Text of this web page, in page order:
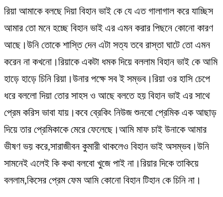
রিয়া আমাকে বলছে দিয়া বিহান ভাই কে যে এত গালাগাল করে যাচ্ছিস
আমার তো মনে হচ্ছে বিহান ভাই এর এমন করার পিছনে কোনো কারণ
আছে।উনি তোকে শাস্তি দেন এটা সত্য তবে রাস্তা ঘাটে তো এমন
করেন না কখনো।রিয়াকে একটা ধমক দিয়ে বললাম বিহান ভাই কে আমি
হাড়ে হাড়ে চিনি রিয়া।উনার পক্ষে সব ই সম্ভব।রিয়া ওর হাসি চেপে
ধরে বললো দিয়া তোর সাহস ও আছে বলতে হয় বিহান ভাই এর সাথে
প্রেম করিস ভাবা যায়।কবে ব্রেকিং নিউজ শুনবো প্রেমিক এক আছাড়
দিয়ে তার প্রেমিকাকে মেরে ফেলেছে।আমি মাফ চাই উনাকে আমার
ভীষণ ভয় করে,সারাজীবন কুমারী থাকলেও বিহান ভাই অসম্ভব।উনি
সামনেই এলেই কি কথা বলবো খুজে পাই না।রিয়ার দিকে তাকিয়ে
বললাম,কিসের প্রেম ফেম আমি কোনো বিহান টিহান কে চিনি না।